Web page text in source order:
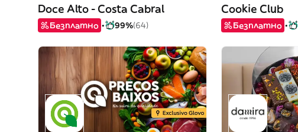
Doce Alto - Costa Cabral
Безплатно 99%(64)
Cookie Club
Безплатно